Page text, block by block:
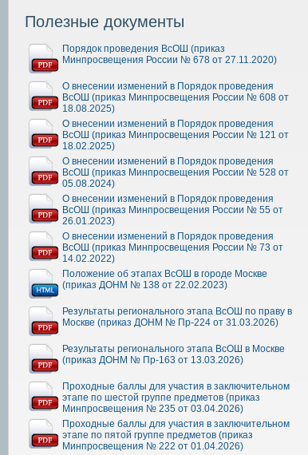
Полезные документы
Порядок проведения ВсОШ (приказ
Минпросвещения России № 678 от 27.11.2020)
О внесении изменений в Порядок проведения
ВсОШ (приказ Минпросвещения России № 608 от
18.08.2025)
О внесении изменений в Порядок проведения
ВсОШ (приказ Минпросвещения России № 121 от
18.02.2025)
О внесении изменений в Порядок проведения
ВсОШ (приказ Минпросвещения России № 528 от
05.08.2024)
О внесении изменений в Порядок проведения
ВсОШ (приказ Минпросвещения России № 55 от
26.01.2023)
О внесении изменений в Порядок проведения
ВсОШ (приказ Минпросвещения России № 73 от
14.02.2022)
Положение об этапах ВсОШ в городе Москве
(приказ ДОНМ № 138 от 22.02.2023)
Результаты регионального этапа ВсОШ по праву в
Москве (приказ ДОНМ № Пр-224 от 31.03.2026)
Результаты регионального этапа ВсОШ в Москве
(приказ ДОНМ № Пр-163 от 13.03.2026)
Проходные баллы для участия в заключительном
этапе по шестой группе предметов (приказ
Минпросвещения № 235 от 03.04.2026)
Проходные баллы для участия в заключительном
этапе по пятой группе предметов (приказ
Минпросвещения № 222 от 01.04.2026)